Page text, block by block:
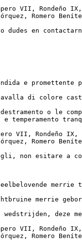
VII, Rondeño
Romero
dudes en
e promettente
di colore
o le
temperamento
VII, Rondeño
Romero
non esitare a
merrie
merrie
deze
VII, Rondeño
Romero